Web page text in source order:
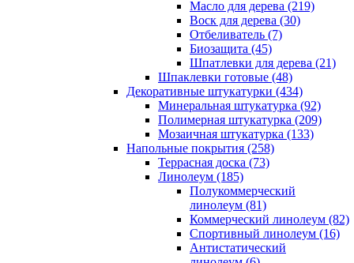
Масло для дерева (219)
Воск для дерева (30)
Отбеливатель (7)
Биозащита (45)
Шпатлевки для дерева (21)
Шпаклевки готовые (48)
Декоративные штукатурки (434)
Минеральная штукатурка (92)
Полимерная штукатурка (209)
Мозаичная штукатурка (133)
Напольные покрытия (258)
Террасная доска (73)
Линолеум (185)
Полукоммерческий
линолеум (81)
Коммерческий линолеум (82)
Спортивный линолеум (16)
Антистатический